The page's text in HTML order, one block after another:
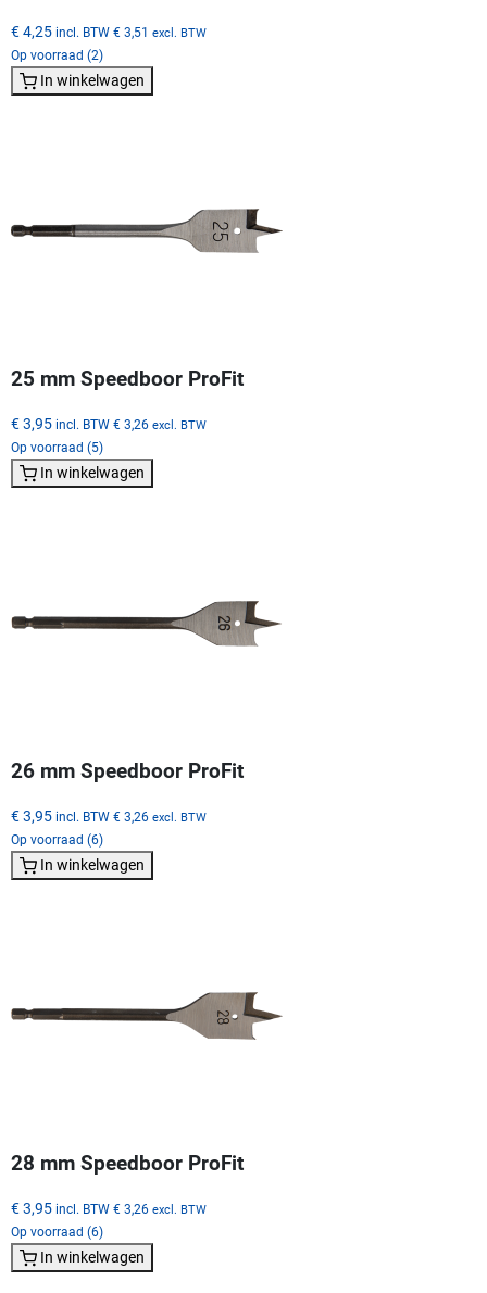
€ 4,25 incl. BTW € 3,51 excl. BTW
Op voorraad (2)
In winkelwagen
25 mm Speedboor ProFit
€ 3,95 incl. BTW € 3,26 excl. BTW
Op voorraad (5)
In winkelwagen
26 mm Speedboor ProFit
€ 3,95 incl. BTW € 3,26 excl. BTW
Op voorraad (6)
In winkelwagen
28 mm Speedboor ProFit
€ 3,95 incl. BTW € 3,26 excl. BTW
Op voorraad (6)
In winkelwagen